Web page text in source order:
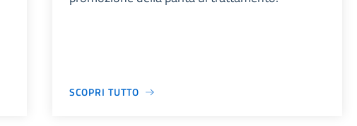
SCOPRI TUTTO